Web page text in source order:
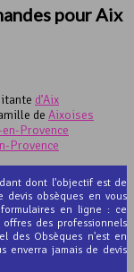
pour Aix
d’Aix
de Aixoises
Provence
Provence
dont l'objectif est de
devis obsèques en vous
en ligne : ce
des professionnels
des Obsèques n'est en
enverra jamais de devis